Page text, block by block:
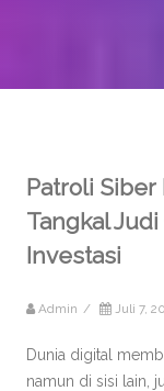
Patroli Siber
Tangkal
Investasi
Admin / Juli 7,
Dunia digital
namun di sisi lain,